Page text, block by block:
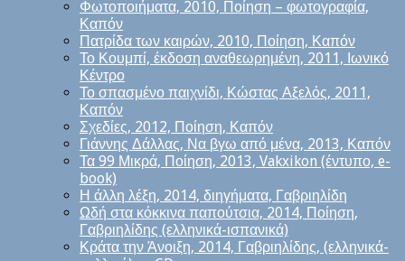
Φωτοποιήματα, 2010, Ποίηση – φωτογραφία,
Καπόν
Πατρίδα των καιρών, 2010, Ποίηση, Καπόν
Το Κουμπί, έκδοση αναθεωρημένη, 2011, Ιωνικό
Κέντρο
Το σπασμένο παιχνίδι, Κώστας Αξελός, 2011,
Καπόν
Σχεδίες, 2012, Ποίηση, Καπόν
Γιάννης Δάλλας, Να βγω από μένα, 2013, Καπόν
Τα 99 Μικρά, Ποίηση, 2013, Vakxikon (έντυπο, e-
book)
Η άλλη λέξη, 2014, διηγήματα, Γαβριηλίδη
Ωδή στα κόκκινα παπούτσια, 2014, Ποίηση,
Γαβριηλίδης (ελληνικά-ισπανικά)
Κράτα την Άνοιξη, 2014, Γαβριηλίδης, (ελληνικά-